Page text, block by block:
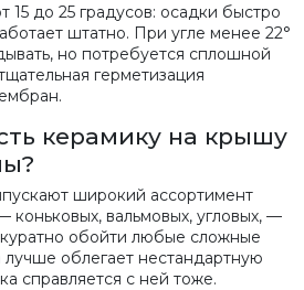
15 до 25 градусов: осадки быстро
штатно. При угле менее 22°
но потребуется сплошной
герметизация
керамику на крышу
широкий ассортимент
вальмовых, угловых, —
обойти любые сложные
лучше облегает нестандартную
справляется с ней тоже.